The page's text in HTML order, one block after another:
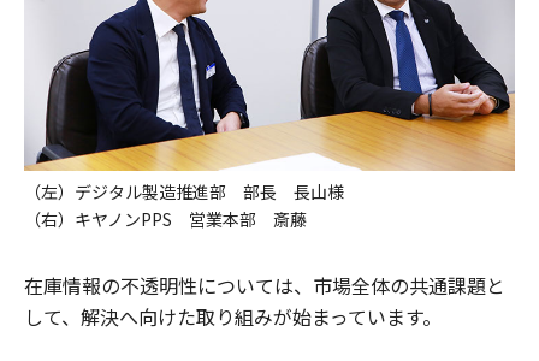
（左）デジタル製造推進部 部長 長山様
（右）キヤノンPPS 営業本部 斎藤
在庫情報の不透明性については、市場全体の共通課題と
して、解決へ向けた取り組みが始まっています。